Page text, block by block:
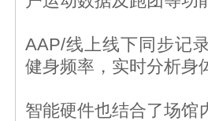
AAP/线上线下同步记
健身频率，实时分析身
智能硬件也结合了场馆